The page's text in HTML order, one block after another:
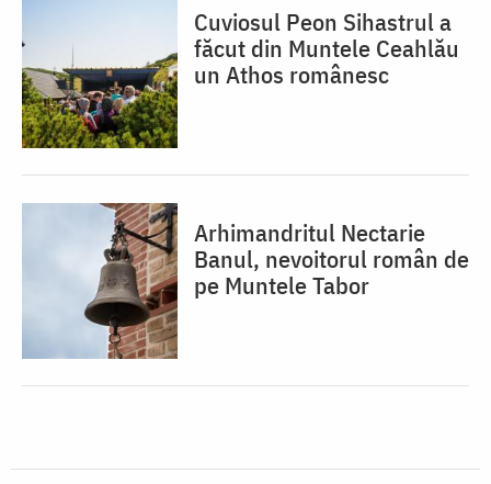
Cuviosul Peon Sihastrul a
făcut din Muntele Ceahlău
un Athos românesc
Arhimandritul Nectarie
Banul, nevoitorul român de
pe Muntele Tabor